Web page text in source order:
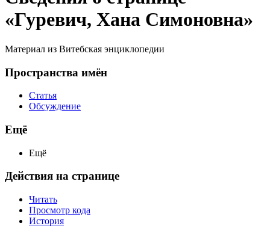
«Гуревич, Хана Симоновна»
Материал из Витебская энциклопедии
Пространства имён
Статья
Обсуждение
Ещё
Ещё
Действия на странице
Читать
Просмотр кода
История